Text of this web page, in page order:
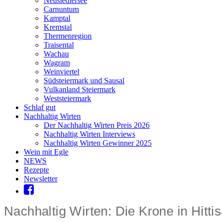
Carnuntum
Kamptal
Kremstal
Thermenregion
Traisental
Wachau
Wagram
Weinviertel
Südsteiermark und Sausal
Vulkanland Steiermark
Weststeiermark
Schlaf gut
Nachhaltig Wirten
Der Nachhaltig Wirten Preis 2026
Nachhaltig Wirten Interviews
Nachhaltig Wirten Gewinner 2025
Wein mit Egle
NEWS
Rezepte
Newsletter
Nachhaltig Wirten: Die Krone in